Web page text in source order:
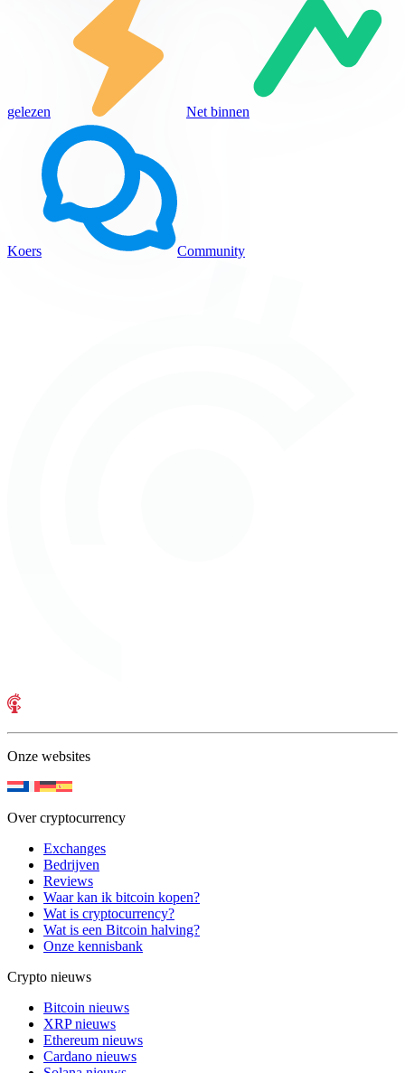
gelezen Net binnen
Koers Community
Onze websites
Over cryptocurrency
Exchanges
Bedrijven
Reviews
Waar kan ik bitcoin kopen?
Wat is cryptocurrency?
Wat is een Bitcoin halving?
Onze kennisbank
Crypto nieuws
Bitcoin nieuws
XRP nieuws
Ethereum nieuws
Cardano nieuws